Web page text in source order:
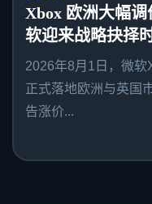
Xbox 欧洲大幅
软迎来战略抉择
2026年8月1日，微
正式落地欧洲与英国
告涨价...